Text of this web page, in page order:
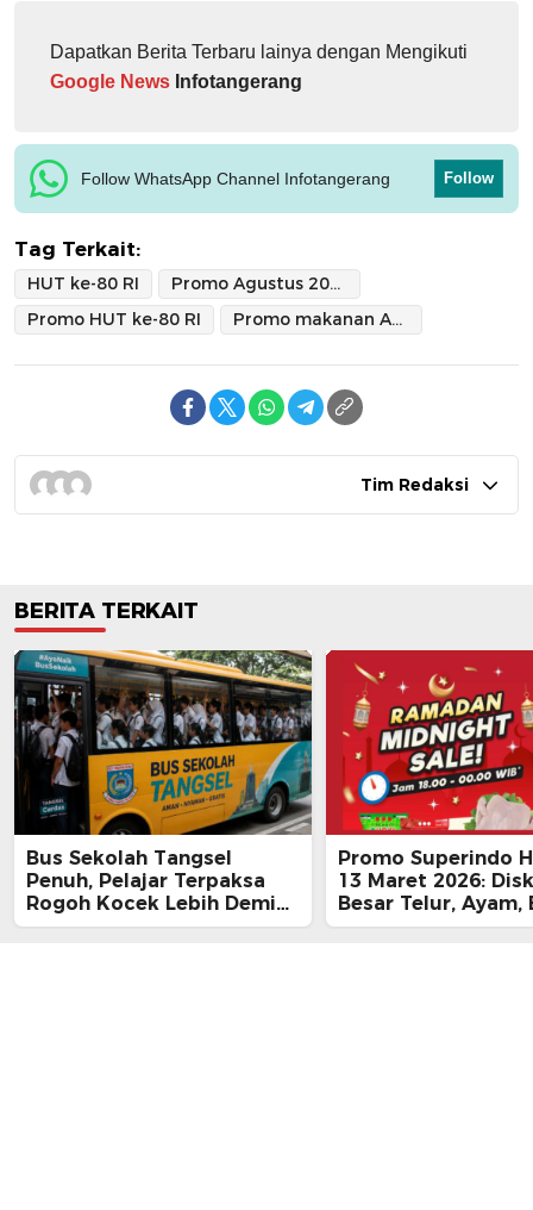
Dapatkan Berita Terbaru lainya dengan Mengikuti
Google News Infotangerang
Follow WhatsApp Channel Infotangerang Follow
Tag Terkait:
HUT ke-80 RI
Promo Agustus 2025
Promo HUT ke-80 RI
Promo makanan Agustus 2025
Tim Redaksi
BERITA TERKAIT
Bus Sekolah Tangsel
Penuh, Pelajar Terpaksa
Rogoh Kocek Lebih Demi
Tiba Tepat Waktu
Promo Superindo
13 Maret 2026:
Besar Telur, Ayam,
hingga Daging,